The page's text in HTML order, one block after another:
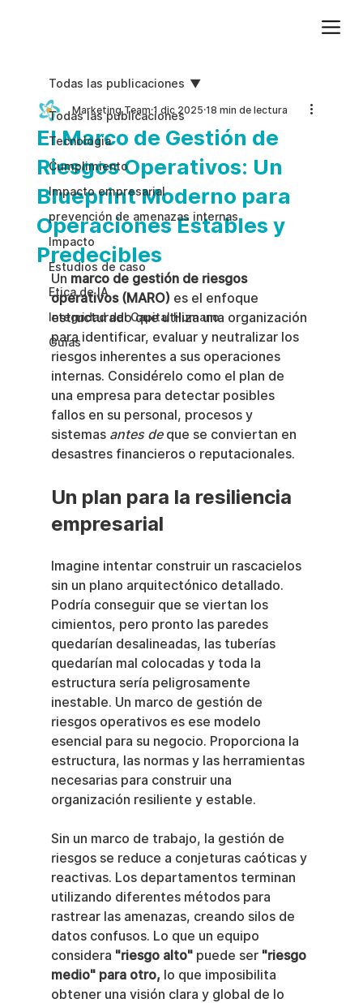
Todas las publicaciones
Tecnologia
Cumplimiento
Impacto empresarial
prevención de amenazas internas
Impacto
Estudios de caso
Etica de IA
Integridad del Capital Humano
Guias
Todas las publicaciones
El Marco de Gestión de
Riesgos Operativos: Un
Blueprint Moderno para
Operaciones Estables y
Predecibles
Marketing Team 1 dic 2025 18 min de lectura
Un marco de gestión de riesgos
operativos (MARO) es el enfoque
estructurado que utiliza una organización
para identificar, evaluar y neutralizar los
riesgos inherentes a sus operaciones
internas. Considérelo como el plan de
una empresa para detectar posibles
fallos en su personal, procesos y
sistemas antes de que se conviertan en
desastres financieros o reputacionales.
Un plan para la resiliencia
empresarial
Imagine intentar construir un rascacielos
sin un plano arquitectónico detallado.
Podría conseguir que se viertan los
cimientos, pero pronto las paredes
quedarían desalineadas, las tuberías
quedarían mal colocadas y toda la
estructura sería peligrosamente
inestable. Un marco de gestión de
riesgos operativos es ese modelo
esencial para su negocio. Proporciona la
estructura, las normas y las herramientas
necesarias para construir una
organización resiliente y estable.
Sin un marco de trabajo, la gestión de
riesgos se reduce a conjeturas caóticas y
reactivas. Los departamentos terminan
utilizando diferentes métodos para
rastrear las amenazas, creando silos de
datos confusos. Lo que un equipo
considera "riesgo alto" puede ser "riesgo
medio" para otro, lo que imposibilita
obtener una visión clara y global de lo